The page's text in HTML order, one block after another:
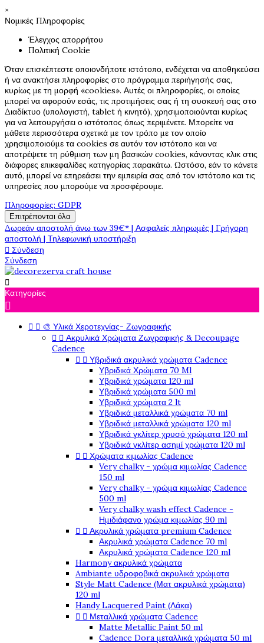
×
Νομικές Πληροφορίες
Έλεγχος απορρήτου
Πολιτική Cookie
Όταν επισκέπτεστε οποιονδήποτε ιστότοπο, ενδέχεται να αποθηκεύσει
ή να ανακτήσει πληροφορίες στο πρόγραμμα περιήγησής σας,
κυρίως με τη μορφή «cookies». Αυτές οι πληροφορίες, οι οποίες
μπορεί να αφορούν εσάς, τις προτιμήσεις σας ή τη συσκευή σας στο
Διαδίκτυο (υπολογιστή, tablet ή κινητό), χρησιμοποιούνται κυρίως
για να λειτουργήσει ο ιστότοπος όπως περιμένετε. Μπορείτε να
μάθετε περισσότερα σχετικά με τον τρόπο με τον οποίο
χρησιμοποιούμε τα cookies σε αυτόν τον ιστότοπο και να
αποτρέψετε τη ρύθμιση των μη βασικών cookies, κάνοντας κλικ στις
διάφορες επικεφαλίδες κατηγορίας παρακάτω. Ωστόσο, εάν το κάνετε
αυτό, μπορεί να επηρεάσει την εμπειρία σας από τον ιστότοπο και τις
υπηρεσίες που μπορούμε να προσφέρουμε.
Πληροφορίες: GDPR
Επιτρέπονται όλα
Δωρεάν αποστολή άνω των 39€* | Ασφαλείς πληρωμές | Γρήγορη
αποστολή | Τηλεφωνική υποστήριξη
 Σύνδεση
Σύνδεση

Κατηγορίες

  🎨 Υλικά Χεροτεχνίας- Ζωγραφικής
  Ακρυλικά Χρώματα Ζωγραφικής & Decoupage
Cadence
  Υβριδικά ακρυλικά χρώματα Cadence
Υβριδικά Χρώματα 70 Ml
Υβριδικά χρώματα 120 ml
Υβριδικά χρώματα 500 ml
Υβριδικά χρώματα 2 lt
Υβριδικά μεταλλικά χρώματα 70 ml
Υβριδικά μεταλλικά χρώματα 120 ml
Υβριδικά γκλίτερ χρυσό χρώματα 120 ml
Υβριδικά γκλίτερ ασημί χρώματα 120 ml
  Χρώματα κιμωλίας Cadence
Very chalky - χρώμα κιμωλίας Cadence
150 ml
Very chalky - χρώμα κιμωλίας Cadence
500 ml
Very chalky wash effect Cadence -
Ημιδιάφανο χρώμα κιμωλίας 90 ml
  Ακρυλικά χρώματα premium Cadence
Ακρυλικά χρώματα Cadence 70 ml
Ακρυλικά χρώματα Cadence 120 ml
Harmony ακρυλικά χρώματα
Ambiante υδροφοβικά ακρυλικά χρώματα
Style Matt Cadence (Ματ ακρυλικά χρώματα)
120 ml
Handy Lacquered Paint (Λάκα)
  Μεταλλικά χρώματα Cadence
Matte Metallic Paint 50 ml
Cadence Dora μεταλλικά χρώματα 50 ml